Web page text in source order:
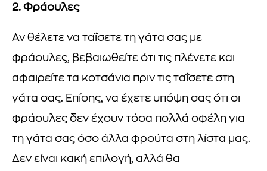
2. Φράουλες
Αν θέλετε να ταΐσετε τη γάτα σας με
φράουλες, βεβαιωθείτε ότι τις πλένετε και
αφαιρείτε τα κοτσάνια πριν τις ταΐσετε στη
γάτα σας. Επίσης, να έχετε υπόψη σας ότι οι
φράουλες δεν έχουν τόσα πολλά οφέλη για
τη γάτα σας όσο άλλα φρούτα στη λίστα μας.
Δεν είναι κακή επιλογή, αλλά θα